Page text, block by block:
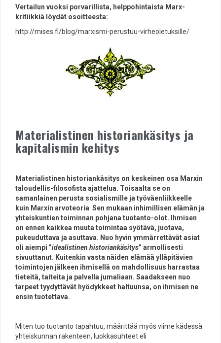
Vertailun vuoksi porvarillista, helppohintaista Marx-
kritiikkiä löydät osoitteesta:
http://mises.fi/blog/marxismi-perustuu-virheoletuksille/
Materialistinen historiankäsitys ja
kapitalismin kehitys
Materialistinen historiankäsitys on keskeinen osa Marxin
taloudellis-filosofista ajattelua. Toisaalta se on
samanlainen perusta sosialismille ja työväenliikkeelle
kuin Marxin arvoteoria Sen mukaan inhimillisen elämän ja
yhteiskuntien toiminnan pohjana tuotanto-olot. Ihmisen
on ennen kaikkea muuta toimintaa syötävä, juotava,
pukeuduttava ja asuttava. Nuo hyvin ymmärrettävät asiat
oli aiempi ”idealistinen historiankäsitys” armollisesti
sivuuttanut. Kuitenkin vasta näiden elämää ylläpitävien
toimintojen jälkeen ihmisellä on mahdollisuus harrastaa
tieteitä, taiteita ja palvella jumaliaan. Saadakseen nuo
tarpeet tyydyttävät hyödykkeet haltuunsa, on ihmisen ne
ensin tuotettava.
Miten tuo tuotanto tapahtuu, määrittää myös viime kädessä
yhteiskunnan rakenteen, luokkasuhteet eli